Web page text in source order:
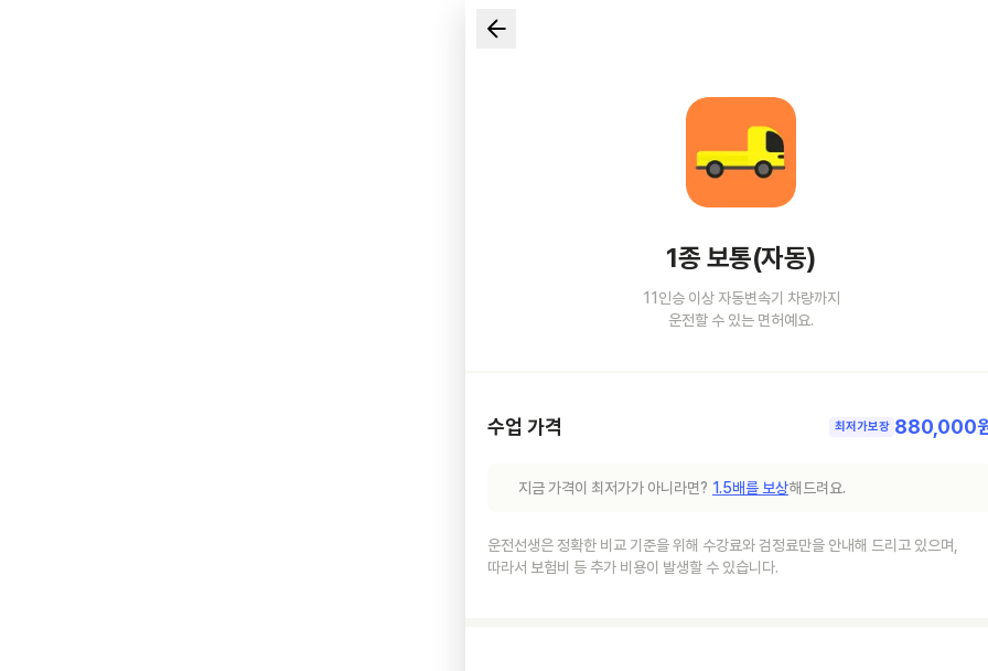
1종 보통(자동)
11인승 이상 자동변속기 차량까지
운전할 수 있는 면허예요.
수업 가격 최저가보장 880,000
지금 가격이 최저가가 아니라면? 1.5배를 보상해드려요.
운전선생은 정확한 비교 기준을 위해 수강료와 검정료만을 안내해 드리고 있으며,
따라서 보험비 등 추가 비용이 발생할 수 있습니다.